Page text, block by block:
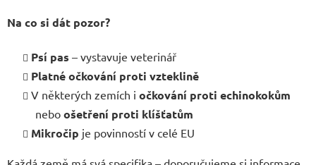
Na co si dát pozor?
Psí pas – vystavuje veterinář
Platné očkování proti vzteklině
V některých zemích i očkování proti echinokokům
nebo ošetření proti klíšťatům
Mikročip je povinností v celé EU